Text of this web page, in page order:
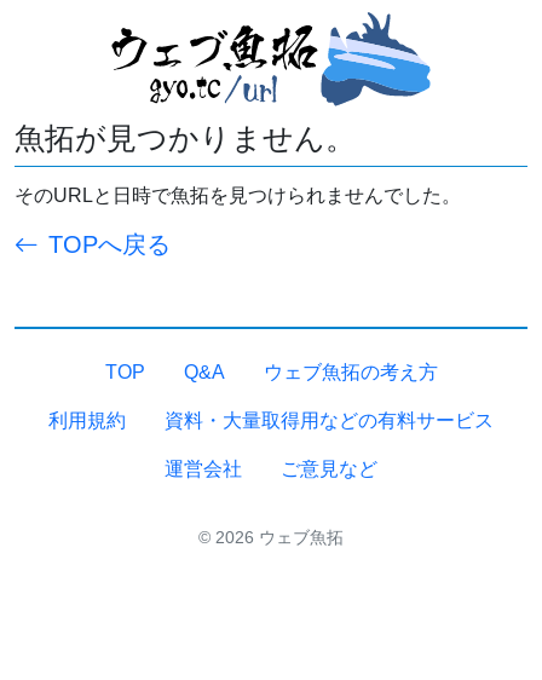
魚拓が見つかりません。
そのURLと日時で魚拓を見つけられませんでした。
TOPへ戻る
TOP Q&A ウェブ魚拓の考え方
利用規約 資料・大量取得用などの有料サービス
運営会社 ご意見など
© 2026 ウェブ魚拓